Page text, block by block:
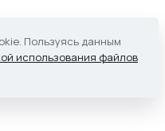
Пользуясь данным
использования файлов